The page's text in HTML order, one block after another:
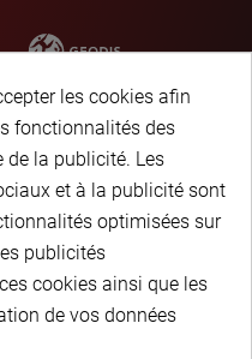
les cookies afin
fonctionnalités des
de la publicité. Les
et à la publicité sont
optimisées sur
publicités
cookies ainsi que les
de vos données